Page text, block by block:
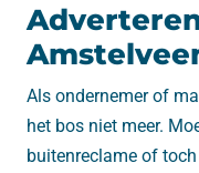
Als ondernemer of
het bos niet meer.
buitenreclame of